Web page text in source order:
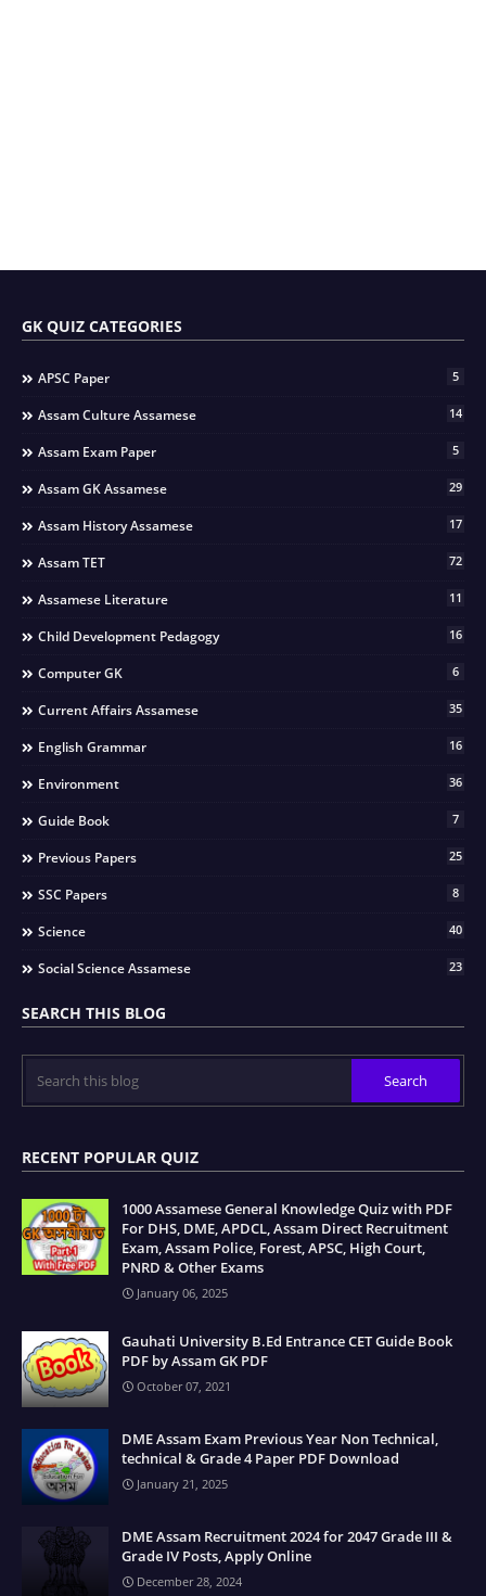
GK QUIZ CATEGORIES
APSC Paper 5
Assam Culture Assamese 14
Assam Exam Paper 5
Assam GK Assamese 29
Assam History Assamese 17
Assam TET 72
Assamese Literature 11
Child Development Pedagogy 16
Computer GK 6
Current Affairs Assamese 35
English Grammar 16
Environment 36
Guide Book 7
Previous Papers 25
SSC Papers 8
Science 40
Social Science Assamese 23
SEARCH THIS BLOG
RECENT POPULAR QUIZ
1000 Assamese General Knowledge Quiz with PDF
For DHS, DME, APDCL, Assam Direct Recruitment
Exam, Assam Police, Forest, APSC, High Court,
PNRD & Other Exams
January 06, 2025
Gauhati University B.Ed Entrance CET Guide Book
PDF by Assam GK PDF
October 07, 2021
DME Assam Exam Previous Year Non Technical,
technical & Grade 4 Paper PDF Download
January 21, 2025
DME Assam Recruitment 2024 for 2047 Grade III &
Grade IV Posts, Apply Online
December 28, 2024